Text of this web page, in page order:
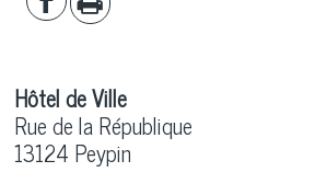
Hôtel de Ville
Rue de la République
13124 Peypin